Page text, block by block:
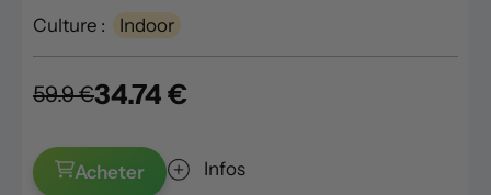
Culture : Indoor
59.9 €34.74 €
Acheter Infos